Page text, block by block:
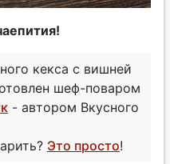
кекса с вишней
шеф-поваром
- автором Вкусного
Это просто!